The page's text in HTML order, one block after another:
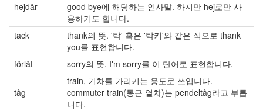
hejdår
good bye에 해당하는 인사말. 하지만 hej로만 사
용하기도 합니다.
tack
thank의 뜻. '탁' 혹은 '탁키'와 같은 식으로 thank
you를 표현합니다.
förlåt
sorry의 뜻. I'm sorry를 이 단어로 표현합니다.
tåg
train, 기차를 가리키는 용도로 쓰입니다.
commuter train(통근 열차)는 pendeltåg라고 부릅
니다.